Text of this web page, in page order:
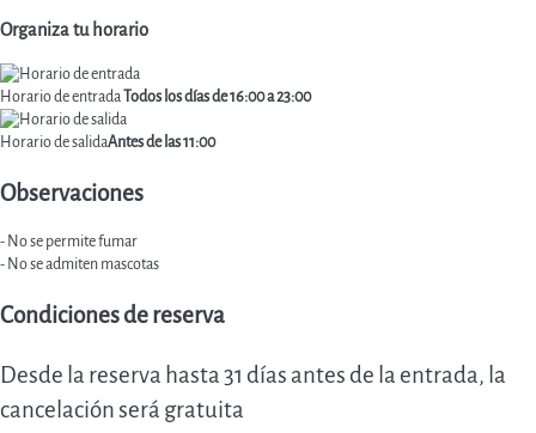
Organiza tu horario
Horario de entrada Todos los días de 16:00 a 23:00
Horario de salidaAntes de las 11:00
Observaciones
- No se permite fumar
- No se admiten mascotas
Condiciones de reserva
Desde la reserva hasta 31 días antes de la entrada, la
cancelación será gratuita